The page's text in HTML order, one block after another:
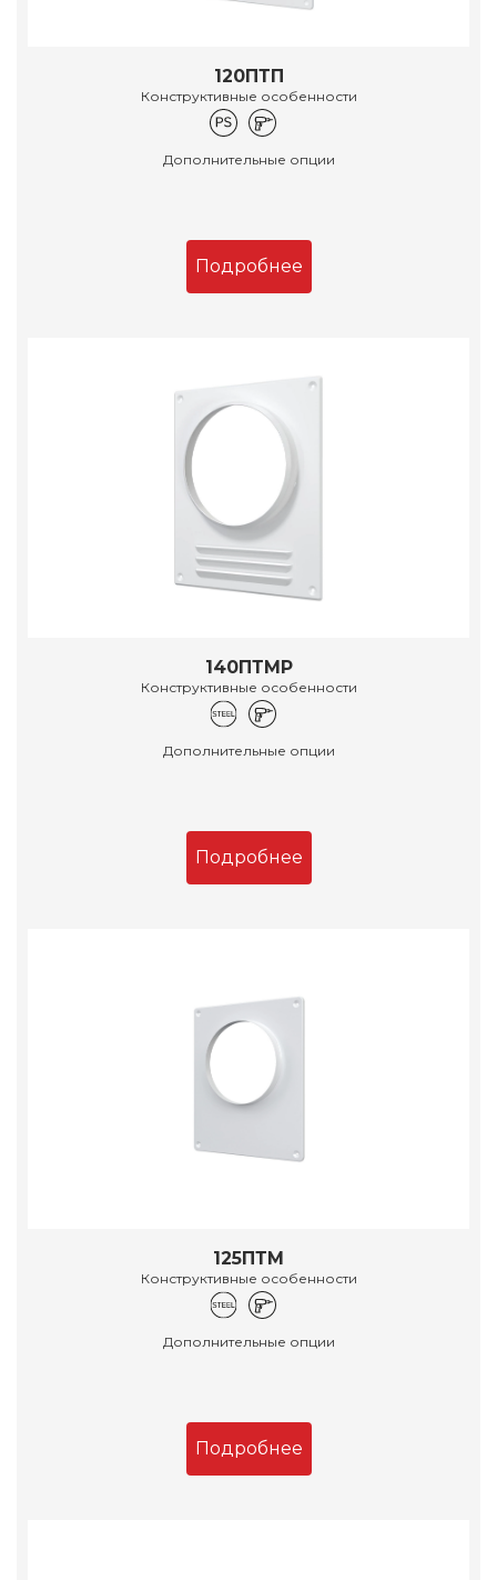
120ПТП
Конструктивные особенности
Дополнительные опции
Подробнее
140ПТМР
Конструктивные особенности
Дополнительные опции
Подробнее
125ПТМ
Конструктивные особенности
Дополнительные опции
Подробнее